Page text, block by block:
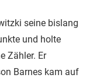
seine bislang
und holte
Zähler. Er
Barnes kam auf